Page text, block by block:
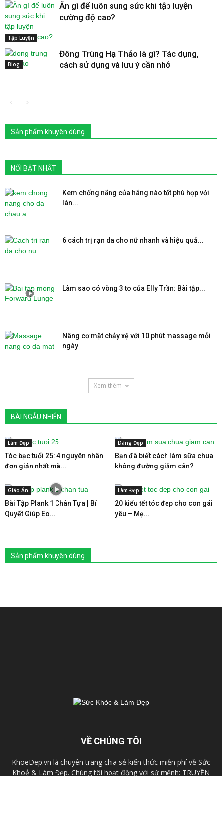
Tập Luyện
Ăn gì để luôn sung sức khi tập luyện
cường độ cao?
Blog
Đông Trùng Hạ Thảo là gì? Tác dụng,
cách sử dụng và lưu ý cần nhớ
Sản phẩm khuyên dùng
NỔI BẬT NHẤT
Kem chống nắng của hãng nào tốt phù hợp với
làn...
6 cách trị rạn da cho nữ nhanh và hiệu quả...
Làm sao có vòng 3 to của Elly Trần: Bài tập...
Nâng cơ mặt chảy xệ với 10 phút massage mỗi
ngày
Xem thêm
BÀI NGẪU NHIÊN
Làm Đẹp
Tóc bạc tuổi 25: 4 nguyên nhân
đơn giản nhất mà...
Dáng Đẹp
Bạn đã biết cách làm sữa chua
không đường giảm cân?
Giáo Án
Bài Tập Plank 1 Chân Tựa | Bí
Quyết Giúp Eo...
Làm Đẹp
20 kiểu tết tóc đẹp cho con gái
yêu – Mẹ...
Sản phẩm khuyên dùng
VỀ CHÚNG TÔI
KhoeDep.vn là chuyên trang chia sẻ kiến thức miễn phí về Sức
Khoẻ & Làm Đẹp. Chúng tôi hoạt động với sứ mệnh: TRUYỀN